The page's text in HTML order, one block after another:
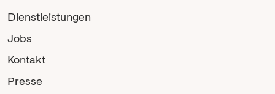
Dienstleistungen
Jobs
Kontakt
Presse